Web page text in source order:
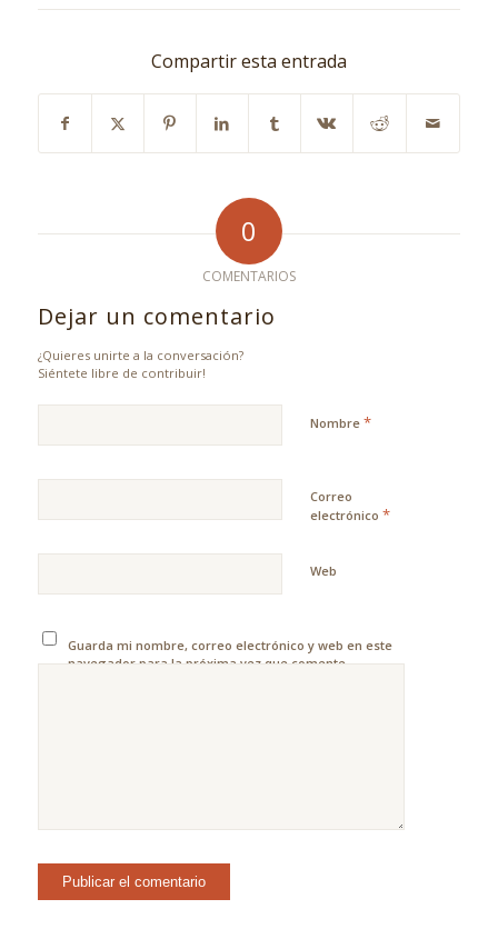
Compartir esta entrada
0
COMENTARIOS
Dejar un comentario
¿Quieres unirte a la conversación?
Siéntete libre de contribuir!
Nombre *
Correo
electrónico *
Web
Guarda mi nombre, correo electrónico y web en este
navegador para la próxima vez que comente.